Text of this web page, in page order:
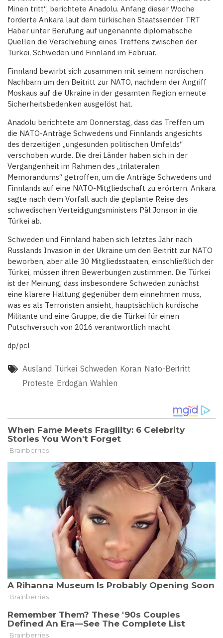
Minen tritt“, berichtete Anadolu. Anfang dieser Woche
forderte Ankara laut dem türkischen Staatssender TRT
Haber unter Berufung auf ungenannte diplomatische
Quellen die Verschiebung eines Treffens zwischen der
Türkei, Schweden und Finnland im Februar.
Finnland bewirbt sich zusammen mit seinem nordischen
Nachbarn um den Beitritt zur NATO, nachdem der Angriff
Moskaus auf die Ukraine in der gesamten Region erneute
Sicherheitsbedenken ausgelöst hat.
Anadolu berichtete am Donnerstag, dass das Treffen um
die NATO-Anträge Schwedens und Finnlands angesichts
des derzeitigen „ungesunden politischen Umfelds“
verschoben wurde. Die drei Länder haben sich in der
Vergangenheit im Rahmen des „trilateralen
Memorandums“ getroffen, um die Anträge Schwedens und
Finnlands auf eine NATO-Mitgliedschaft zu erörtern. Ankara
sagte nach dem Vorfall auch die geplante Reise des
schwedischen Verteidigungsministers Pål Jonson in die
Türkei ab.
Schweden und Finnland haben sich letztes Jahr nach
Russlands Invasion in der Ukraine um den Beitritt zur NATO
beworben, aber alle 30 Mitgliedsstaaten, einschließlich der
Türkei, müssen ihren Bewerbungen zustimmen. Die Türkei
ist der Meinung, dass insbesondere Schweden zunächst
eine klarere Haltung gegenüber dem einnehmen muss,
was es als Terroristen ansieht, hauptsächlich kurdische
Militante und eine Gruppe, die die Türkei für einen
Putschversuch von 2016 verantwortlich macht.
dp/pcl
Ausland Türkei Schweden Koran Nato-Beitritt
Proteste Erdogan Wahlen